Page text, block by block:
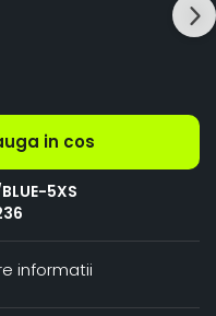
in cos
5XS
informatii